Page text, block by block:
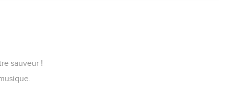
sauveur !